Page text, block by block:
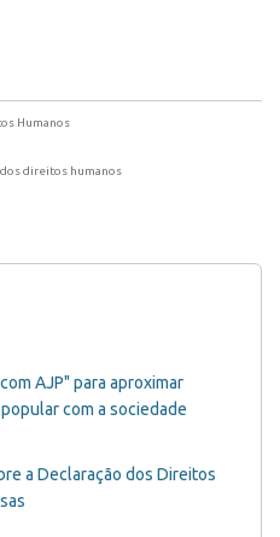
Humanos
dos direitos humanos
AJP" para aproximar
com a sociedade
a Declaração dos Direitos